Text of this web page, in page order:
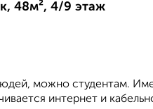
48м², 4/9 этаж
можно студентам.
интернет и